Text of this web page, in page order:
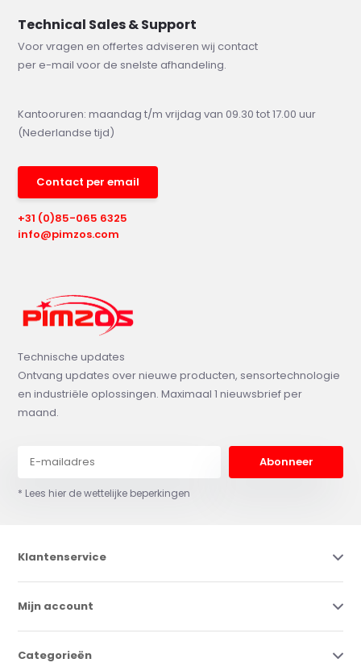
Technical Sales & Support
Voor vragen en offertes adviseren wij contact
per e-mail voor de snelste afhandeling.
Kantooruren: maandag t/m vrijdag van 09.30 tot 17.00 uur
(Nederlandse tijd)
Contact per email
+31 (0)85-065 6325
info@pimzos.com
Technische updates
Ontvang updates over nieuwe producten, sensortechnologie
en industriële oplossingen. Maximaal 1 nieuwsbrief per
maand.
Abonneer
* Lees hier de wettelijke beperkingen
Klantenservice
Mijn account
Categorieën